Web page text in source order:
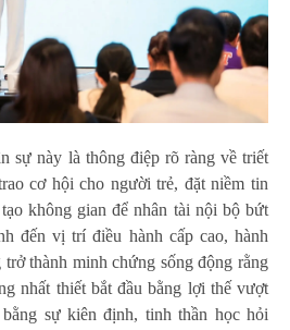
sự này là thông điệp rõ ràng về triết
cơ hội cho người trẻ, đặt niềm tin
không gian để nhân tài nội bộ bứt
đến vị trí điều hành cấp cao, hành
thành minh chứng sống động rằng
nhất thiết bắt đầu bằng lợi thế vượt
sự kiên định, tinh thần học hỏi